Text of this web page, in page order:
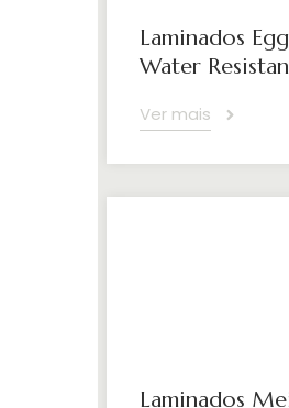
Laminados
Water
Ver mais
Laminados